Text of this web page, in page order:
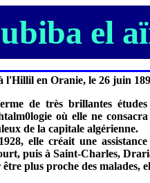
el
l'Hillil en Oranie, le 26 juin
de très brillantes
où elle ne
de la capitale algérienne.
elle créait une
puis à Saint-Charles,
plus proche des malades,